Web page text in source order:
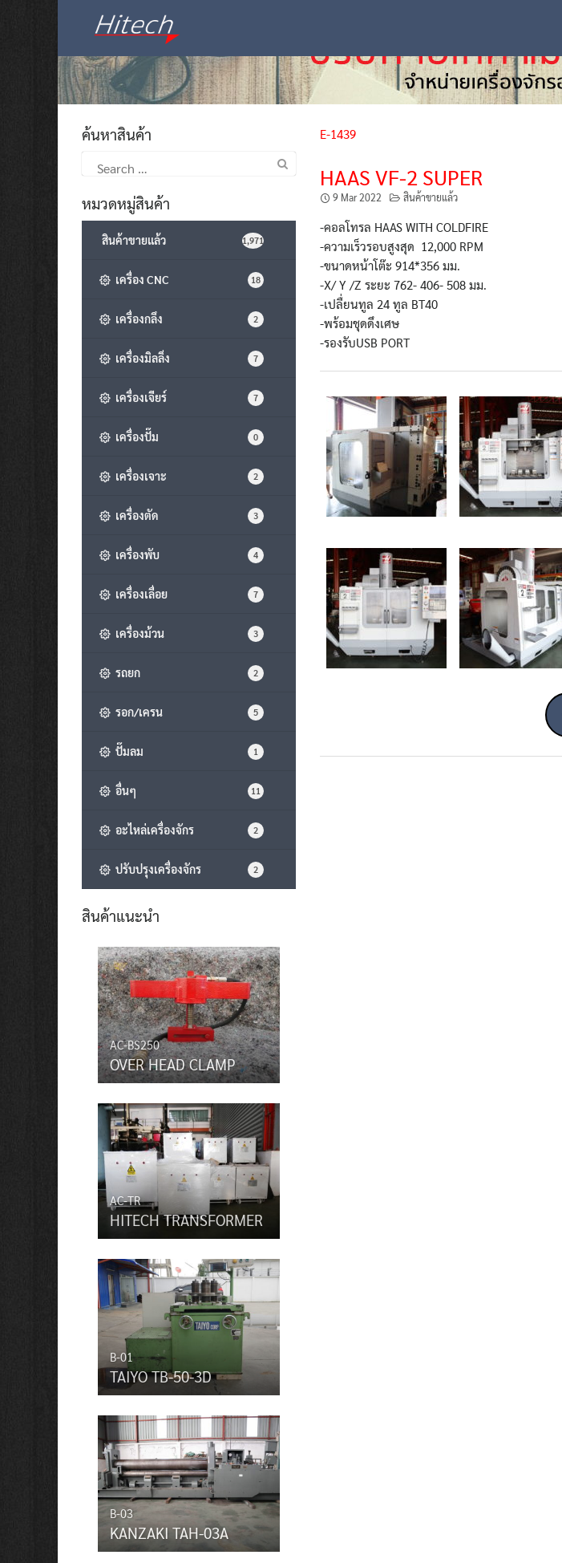
E-1439
HAAS VF-2 SUPER
9 Mar 2022 สินค้าขายแล้ว
-คอลโทรล HAAS WITH COLDFIRE
-ความเร็วรอบสูงสุด 12,000 RPM
-ขนาดหน้าโต๊ะ 914*356 มม.
-X/ Y /Z ระยะ 762- 406- 508 มม.
-เปลื่ยนทูล 24 ทูล BT40
-พร้อมชุดดึงเศษ
-รองรับUSB PORT
ค้นหาสินค้า
for:
หมวดหมู่สินค้า
สินค้าขายแล้ว 1,971
เครื่อง CNC 18
เครื่องกลึง 2
เครื่องมิลลิ่ง 7
เครื่องเจียร์ 7
เครื่องปั๊ม 0
เครื่องเจาะ 2
เครื่องตัด 3
เครื่องพับ 4
เครื่องเลื่อย 7
เครื่องม้วน 3
รถยก 2
รอก/เครน 5
ปั๊มลม 1
อื่นๆ 11
อะไหล่เครื่องจักร 2
ปรับปรุงเครื่องจักร 2
สินค้าแนะนำ
AC-BS250
OVER HEAD CLAMP
AC-TR
HITECH TRANSFORMER
B-01
TAIYO TB-50-3D
B-03
KANZAKI TAH-03A